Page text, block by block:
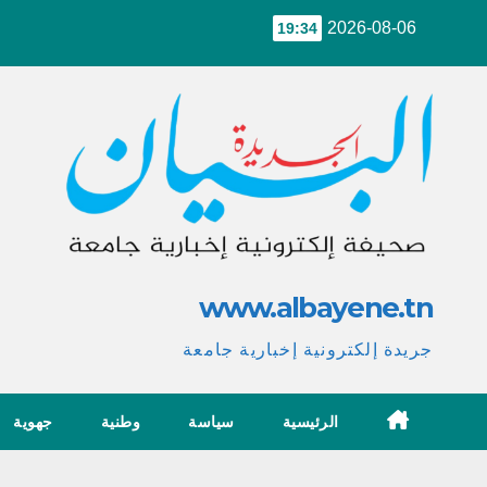
2026-08-06
19:34
www.albayene.tn
جريدة إلكترونية إخبارية جامعة
الرئيسية سياسة وطنية جهوية